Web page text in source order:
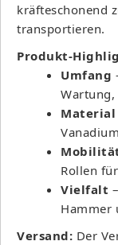
kräfteschonend
transportieren.
Produkt-
Umfang
Material
Rollen
Vielfalt
Hammer
Versand: Der